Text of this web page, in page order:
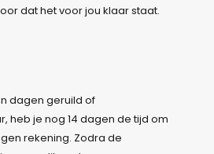
dat het voor jou klaar staat.
dagen geruild of
heb je nog 14 dagen de tijd om
rekening. Zodra de